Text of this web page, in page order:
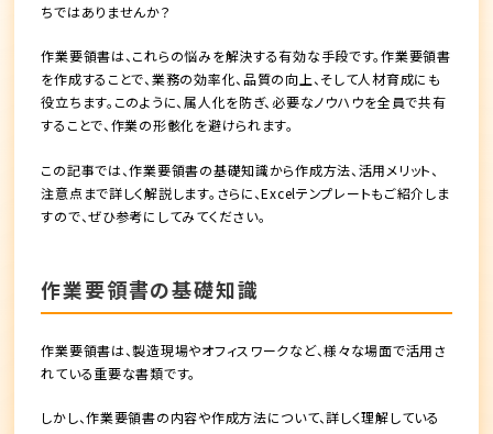
ちではありませんか？
作業要領書は、これらの悩みを解決する有効な手段です。作業要領書
を作成することで、業務の効率化、品質の向上、そして人材育成にも
役立ちます。このように、属人化を防ぎ、必要なノウハウを全員で共有
することで、作業の形骸化を避けられます。
この記事では、作業要領書の基礎知識から作成方法、活用メリット、
注意点まで詳しく解説します。さらに、Excelテンプレートもご紹介しま
すので、ぜひ参考にしてみてください。
作業要領書の基礎知識
作業要領書は、製造現場やオフィスワークなど、様々な場面で活用さ
れている重要な書類です。
しかし、作業要領書の内容や作成方法について、詳しく理解している